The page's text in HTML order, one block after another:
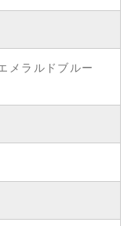
メラルドブルー